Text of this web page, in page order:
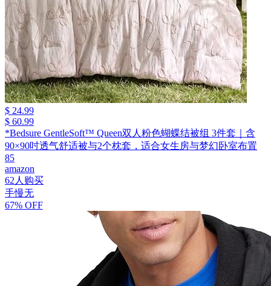
$ 24.99
$ 60.99
*Bedsure GentleSoft™ Queen双人粉色蝴蝶结被组 3件套｜含
90×90吋透气舒适被与2个枕套，适合女生房与梦幻卧室布置
85
amazon
62人购买
手慢无
67% OFF